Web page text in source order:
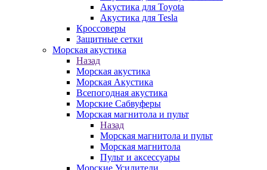
Акустика для Toyota
Акустика для Tesla
Кроссоверы
Защитные сетки
Морская акустика
Назад
Морская акустика
Морская Акустика
Всепогодная акустика
Морские Сабвуферы
Морская магнитола и пульт
Назад
Морская магнитола и пульт
Морская магнитола
Пульт и аксессуары
Морские Усилители